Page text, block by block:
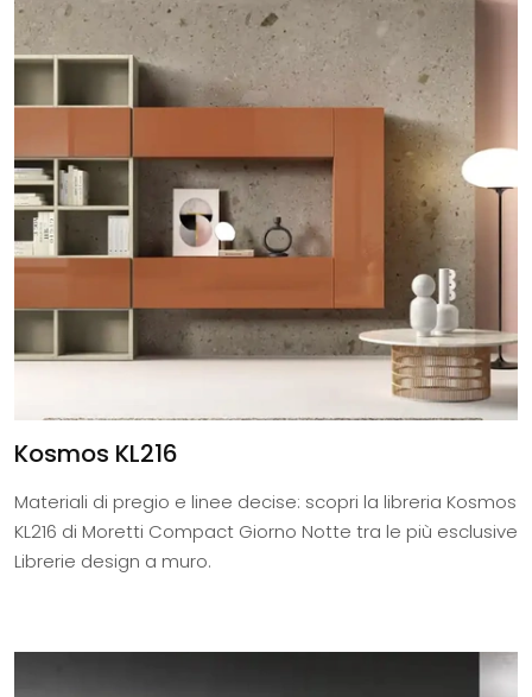
Kosmos KL216
Materiali di pregio e linee decise: scopri la libreria Kosmos
KL216 di Moretti Compact Giorno Notte tra le più esclusive
Librerie design a muro.